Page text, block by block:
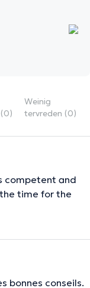
Weinig
tervreden (0)
competent and
time for the
bonnes conseils.